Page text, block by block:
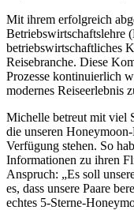
Mit ihrem erfolgreich
Betriebswirtschaftslehre
betriebswirtschaftliches
Reisebranche. Diese
Prozesse kontinuierlich
modernes Reiseerlebnis
Michelle betreut mit viel
die unseren
Verfügung stehen. So
Informationen zu ihren
Anspruch: „Es soll
es, dass unsere Paare
echtes 5-Sterne-